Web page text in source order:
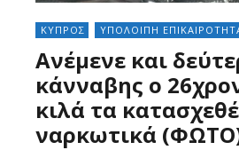
ΚΥΠΡΟΣ ΥΠΟΛΟΙΠΗ
Ανέμενε και
κάνναβης ο
κιλά τα
ναρκωτικά